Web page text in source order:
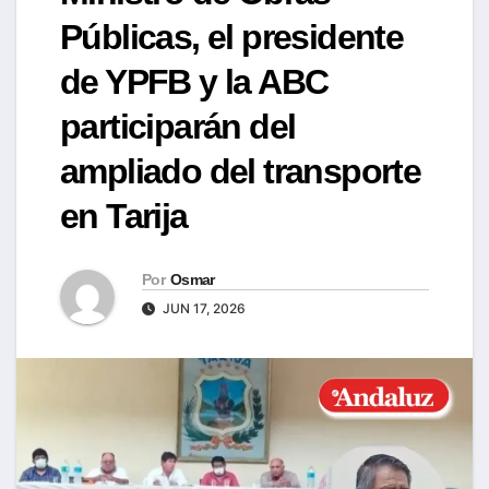
Públicas, el presidente
de YPFB y la ABC
participarán del
ampliado del transporte
en Tarija
Por Osmar
JUN 17, 2026